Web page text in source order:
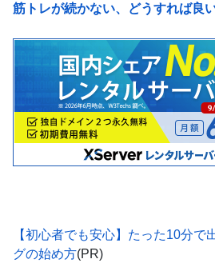
筋トレが続かない、どうすれば良
【初心者でも安心】たった10分で
グの始め方(PR)